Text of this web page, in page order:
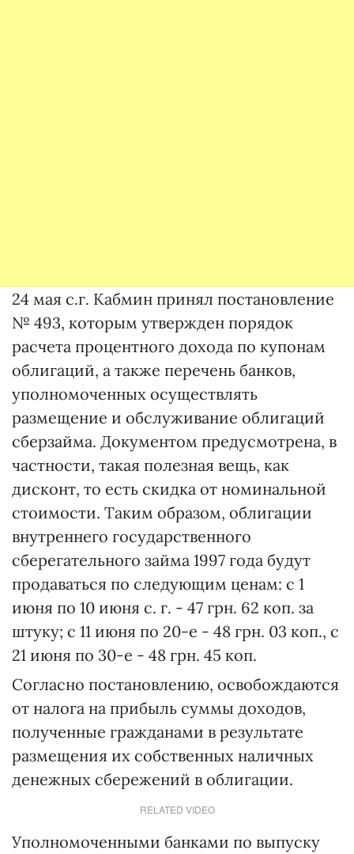
24 мая с.г. Кабмин принял постановление
№ 493, которым утвержден порядок
расчета процентного дохода по купонам
облигаций, а также перечень банков,
уполномоченных осуществлять
размещение и обслуживание облигаций
сберзайма. Документом предусмотрена, в
частности, такая полезная вещь, как
дисконт, то есть скидка от номинальной
стоимости. Таким образом, облигации
внутреннего государственного
сберегательного займа 1997 года будут
продаваться по следующим ценам: с 1
июня по 10 июня с. г. - 47 грн. 62 коп. за
штуку; с 11 июня по 20-е - 48 грн. 03 коп., с
21 июня по 30-е - 48 грн. 45 коп.
Согласно постановлению, освобождаются
от налога на прибыль суммы доходов,
полученные гражданами в результате
размещения их собственных наличных
денежных сбережений в облигации.
RELATED VIDEO
Уполномоченными банками по выпуску